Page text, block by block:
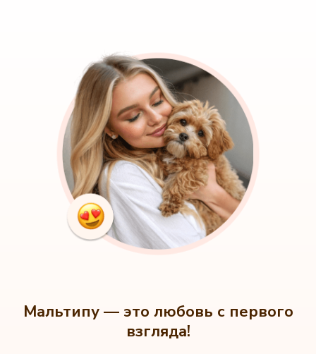
Мальтипу — это любовь с первого
взгляда!